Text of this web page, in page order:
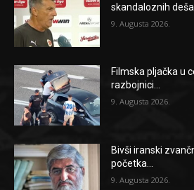
skandaloznih
9. Augusta 2026.
Filmska pljačka u
razbojnici...
9. Augusta 2026.
Bivši iranski
početka...
9. Augusta 2026.